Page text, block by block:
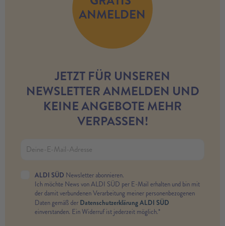
ANMELDEN
JETZT FÜR UNSEREN
NEWSLETTER ANMELDEN UND
KEINE ANGEBOTE MEHR
VERPASSEN!
ALDI SÜD Newsletter abonnieren.
Ich möchte News von ALDI SÜD per E-Mail erhalten und bin mit
der damit verbundenen Verarbeitung meiner personenbezogenen
Daten gemäß der Datenschutzerklärung ALDI SÜD
einverstanden. Ein Widerruf ist jederzeit möglich.*